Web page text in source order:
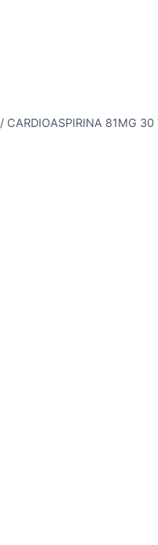
/ CARDIOASPIRINA 81MG 30